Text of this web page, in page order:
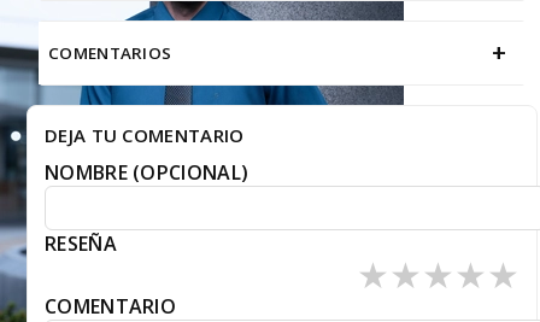
COMENTARIOS +
DEJA TU COMENTARIO
NOMBRE (OPCIONAL)
RESEÑA
★
★
★
★
★
COMENTARIO